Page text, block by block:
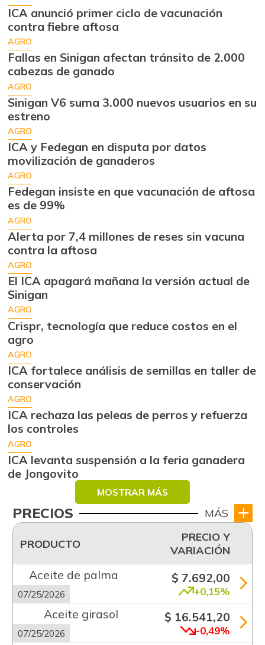
ICA anunció primer ciclo de vacunación
contra fiebre aftosa
AGRO
Fallas en Sinigan afectan tránsito de 2.000
cabezas de ganado
AGRO
Sinigan V6 suma 3.000 nuevos usuarios en su
estreno
AGRO
ICA y Fedegan en disputa por datos
movilización de ganaderos
AGRO
Fedegan insiste en que vacunación de aftosa
es de 99%
AGRO
Alerta por 7,4 millones de reses sin vacuna
contra la aftosa
AGRO
El ICA apagará mañana la versión actual de
Sinigan
AGRO
Crispr, tecnología que reduce costos en el
agro
AGRO
ICA fortalece análisis de semillas en taller de
conservación
AGRO
ICA rechaza las peleas de perros y refuerza
los controles
AGRO
ICA levanta suspensión a la feria ganadera
de Jongovito
MOSTRAR MÁS
PRECIOS MÁS
PRODUCTO
PRECIO Y
VARIACIÓN
Aceite de palma
07/25/2026
$ 7.692,00
+0,15%
Aceite girasol
07/25/2026
$ 16.541,20
-0,49%